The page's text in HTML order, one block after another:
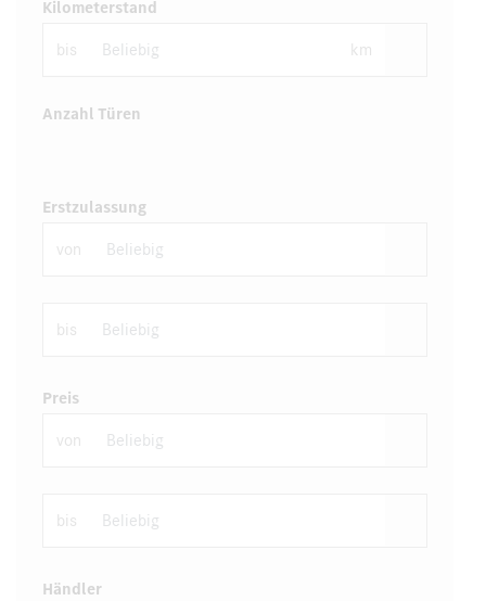
Kilometerstand
bis km
Anzahl Türen
Erstzulassung
von
bis
Preis
von
bis
Händler